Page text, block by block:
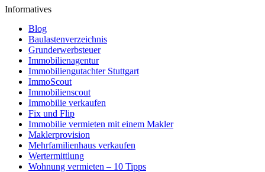
Informatives
Blog
Baulastenverzeichnis
Grunderwerbsteuer
Immobilienagentur
Immobiliengutachter Stuttgart
ImmoScout
Immobilienscout
Immobilie verkaufen
Fix und Flip
Immobilie vermieten mit einem Makler
Maklerprovision
Mehrfamilienhaus verkaufen
Wertermittlung
Wohnung vermieten – 10 Tipps